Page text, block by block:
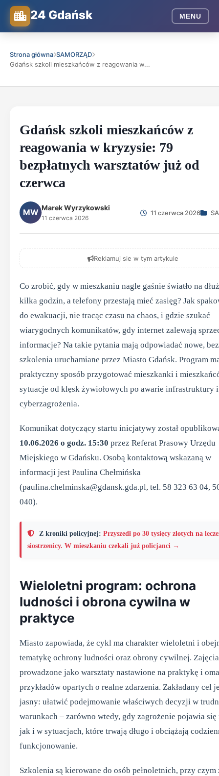
24 Gdańsk MENU
Strona główna SAMORZĄD
Gdańsk szkoli mieszkańców z reagowania w...
Gdańsk szkoli mieszkańców z
reagowania w kryzysie: 79
bezpłatnych warsztatów już od
czerwca
MW Marek Wyrzykowski
11 czerwca 2026
11 czerwca 2026
Reklamuj sie w tym artykule
Co zrobić, gdy w mieszkaniu nagle gaśnie światło na
kilka godzin, a telefony przestają mieć zasięg? Jak
do ewakuacji, nie tracąc czasu na chaos, i gdzie szukać
wiarygodnych komunikatów, gdy internet zalewają
informacje? Na takie pytania mają odpowiadać nowe,
szkolenia uruchamiane przez Miasto Gdańsk. Program
praktyczny sposób przygotować mieszkanki i
sytuacje od klęsk żywiołowych po awarie infrastruktury i
cyberzagrożenia.
Komunikat dotyczący startu inicjatywy został
10.06.2026 o godz. 15:30 przez Referat Prasowy Urzędu
Miejskiego w Gdańsku. Osobą kontaktową wskazaną w
informacji jest Paulina Chełmińska
(paulina.chelminska@gdansk.gda.pl, tel. 58 323 63 04,
040).
Z kroniki policyjnej: Przyszedł po 30 tysięcy złotych na
siostrzenicy. W mieszkaniu czekali już policjanci →
Wieloletni program: ochrona
ludności i obrona cywilna w
praktyce
Miasto zapowiada, że cykl ma charakter wieloletni i
tematykę ochrony ludności oraz obrony cywilnej.
prowadzone jako warsztaty nastawione na praktykę i
przykładów opartych o realne zdarzenia. Zakładany cel
jasny: ułatwić podejmowanie właściwych decyzji w
warunkach – zarówno wtedy, gdy zagrożenie pojawia się
jak i w sytuacjach, które trwają długo i obciążają
funkcjonowanie.
Szkolenia są kierowane do osób pełnoletnich, przy czym